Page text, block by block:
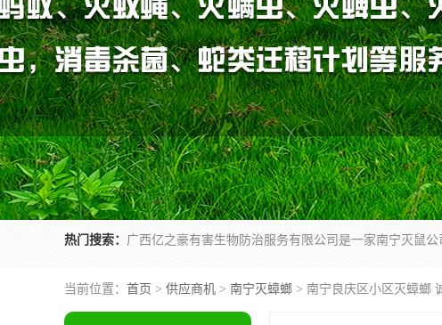
热门搜索：
当前位置： 首页 > 供应商机 > 南宁灭蟑螂 > 南宁良庆区小区灭蟑螂